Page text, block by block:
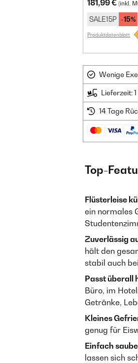
181,99 € (inkl.
SALE15P -15%
Produktdatenblatt
Wenige
Lieferzeit:
14 Tage
Top-
Flüsterleise
ein normales
Zuverlässig
hält den
stabil auch
Passt überall
Büro, im
Getränke,
Kleines
genug für
Einfach
lassen sich